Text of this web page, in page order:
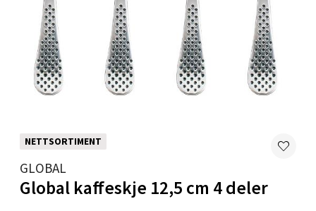
NETTSORTIMENT
GLOBAL
Global kaffeskje 12,5 cm 4 deler
Stavanger og Sandnes - Thon
Senter Madla
Madlakrossen nr 9, 4042 Stavanger
Åpent i dag 10-20